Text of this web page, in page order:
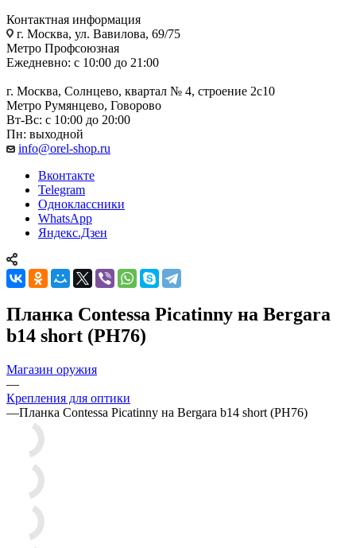
Контактная информация
г. Москва, ул. Вавилова, 69/75
Метро Профсоюзная
Ежедневно: с 10:00 до 21:00
г. Москва, Солнцево, квартал № 4, строение 2с10
Метро Румянцево, Говорово
Вт-Вс: с 10:00 до 20:00
Пн: выходной
info@orel-shop.ru
Вконтакте
Telegram
Одноклассники
WhatsApp
Яндекс.Дзен
Планка Contessa Picatinny на Bergara
b14 short (PH76)
Магазин оружия
—
Крепления для оптики
—Планка Contessa Picatinny на Bergara b14 short (PH76)